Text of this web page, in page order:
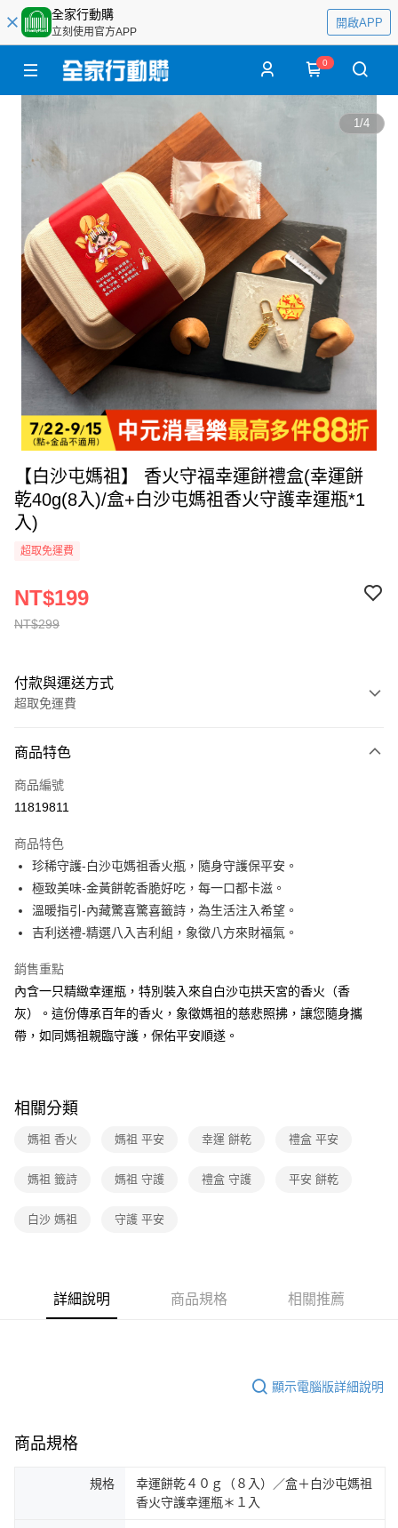
全家行動購
立刻使用官方APP
開啟APP
0
1/4
【白沙屯媽祖】 香火守福幸運餅禮盒(幸運餅
乾40g(8入)/盒+白沙屯媽祖香火守護幸運瓶*1
入)
超取免運費
NT$299
NT$199
付款與運送方式
超取免運費
全家線上支付
超商取貨付款
運送方式
全家取貨付款
免運費
常溫-付款後全家取貨
商品特色
商品編號
11819811
商品特色
珍稀守護-白沙屯媽祖香火瓶，隨身守護保平安。
極致美味-金黃餅乾香脆好吃，每一口都卡滋。
溫暖指引-內藏驚喜驚喜籤詩，為生活注入希望。
吉利送禮-精選八入吉利組，象徵八方來財福氣。
銷售重點
內含一只精緻幸運瓶，特別裝入來自白沙屯拱天宮的香火（香
灰）。這份傳承百年的香火，象徵媽祖的慈悲照拂，讓您隨身攜
帶，如同媽祖親臨守護，保佑平安順遂。
相關分類
媽祖 香火 媽祖 平安 幸運 餅乾 禮盒 平安
媽祖 籤詩 媽祖 守護 禮盒 守護 平安 餅乾
白沙 媽祖 守護 平安
詳細說明 商品規格 相關推薦
顯示電腦版詳細說明
商品規格
規格
幸運餅乾４０ｇ（８入）／盒＋白沙屯媽祖
香火守護幸運瓶＊１入